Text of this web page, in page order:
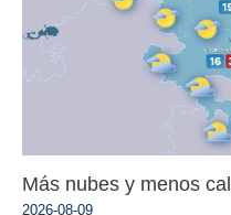
Más nubes y menos
2026-08-09